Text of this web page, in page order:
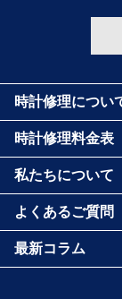
時計修理につい
時計修理料金表
私たちについて
よくあるご質問
最新コラム